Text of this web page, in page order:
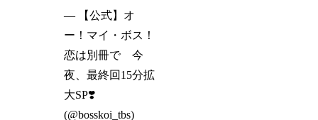
— 【公式】オ
ー！マイ・ボス！
恋は別冊で 今
夜、最終回15分拡
大SP❣️
(@bosskoi_tbs)